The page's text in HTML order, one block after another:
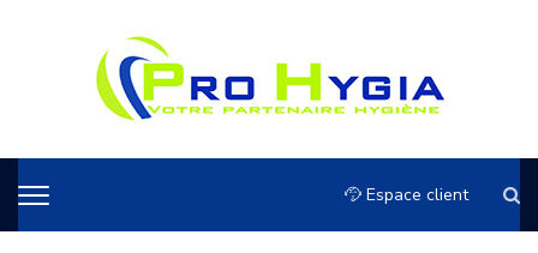
Espace client